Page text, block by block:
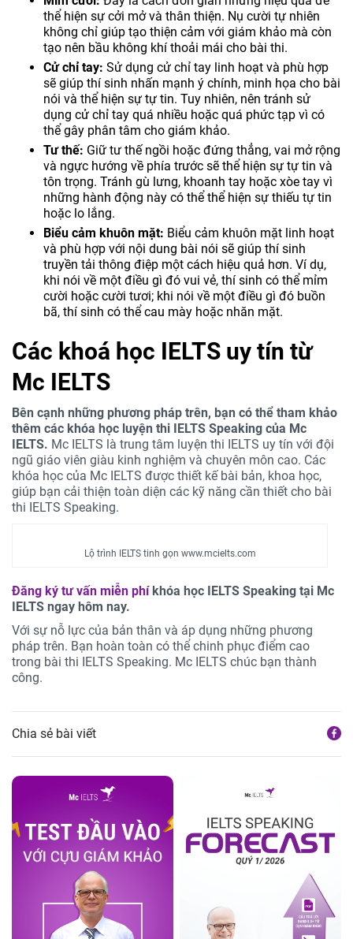
thể hiện sự cởi mở và thân thiện. Nụ cười tự nhiên
không chỉ giúp tạo thiện cảm với giám khảo mà còn
tạo nên bầu không khí thoải mái cho bài thi.
Cử chỉ tay: Sử dụng cử chỉ tay linh hoạt và phù hợp
sẽ giúp thí sinh nhấn mạnh ý chính, minh họa cho bài
nói và thể hiện sự tự tin. Tuy nhiên, nên tránh sử
dụng cử chỉ tay quá nhiều hoặc quá phức tạp vì có
thể gây phân tâm cho giám khảo.
Tư thế: Giữ tư thế ngồi hoặc đứng thẳng, vai mở rộng
và ngực hướng về phía trước sẽ thể hiện sự tự tin và
tôn trọng. Tránh gù lưng, khoanh tay hoặc xòe tay vì
những hành động này có thể thể hiện sự thiếu tự tin
hoặc lo lắng.
Biểu cảm khuôn mặt: Biểu cảm khuôn mặt linh hoạt
và phù hợp với nội dung bài nói sẽ giúp thí sinh
truyền tải thông điệp một cách hiệu quả hơn. Ví dụ,
khi nói về một điều gì đó vui vẻ, thí sinh có thể mỉm
cười hoặc cười tươi; khi nói về một điều gì đó buồn
bã, thí sinh có thể cau mày hoặc nhăn mặt.
Các khoá học IELTS uy tín từ
Mc IELTS
Bên cạnh những phương pháp trên, bạn có thể tham khảo
thêm các khóa học luyện thi IELTS Speaking của Mc
IELTS. Mc IELTS là trung tâm luyện thi IELTS uy tín với đội
ngũ giáo viên giàu kinh nghiệm và chuyên môn cao. Các
khóa học của Mc IELTS được thiết kế bài bản, khoa học,
giúp bạn cải thiện toàn diện các kỹ năng cần thiết cho bài
thi IELTS Speaking.
Lộ trình IELTS tinh gọn www.mcielts.com
Đăng ký tư vấn miễn phíkhóa học IELTS Speaking tại Mc
IELTS ngay hôm nay.
Với sự nỗ lực của bản thân và áp dụng những phương
pháp trên. Bạn hoàn toàn có thể chinh phục điểm cao
trong bài thi IELTS Speaking. Mc IELTS chúc bạn thành
công.
Chia sẻ bài viết